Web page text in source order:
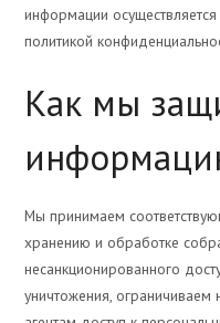
информации
политикой
Как мы
Мы принимаем
хранению и обработке
несанкционированного
уничтожения,